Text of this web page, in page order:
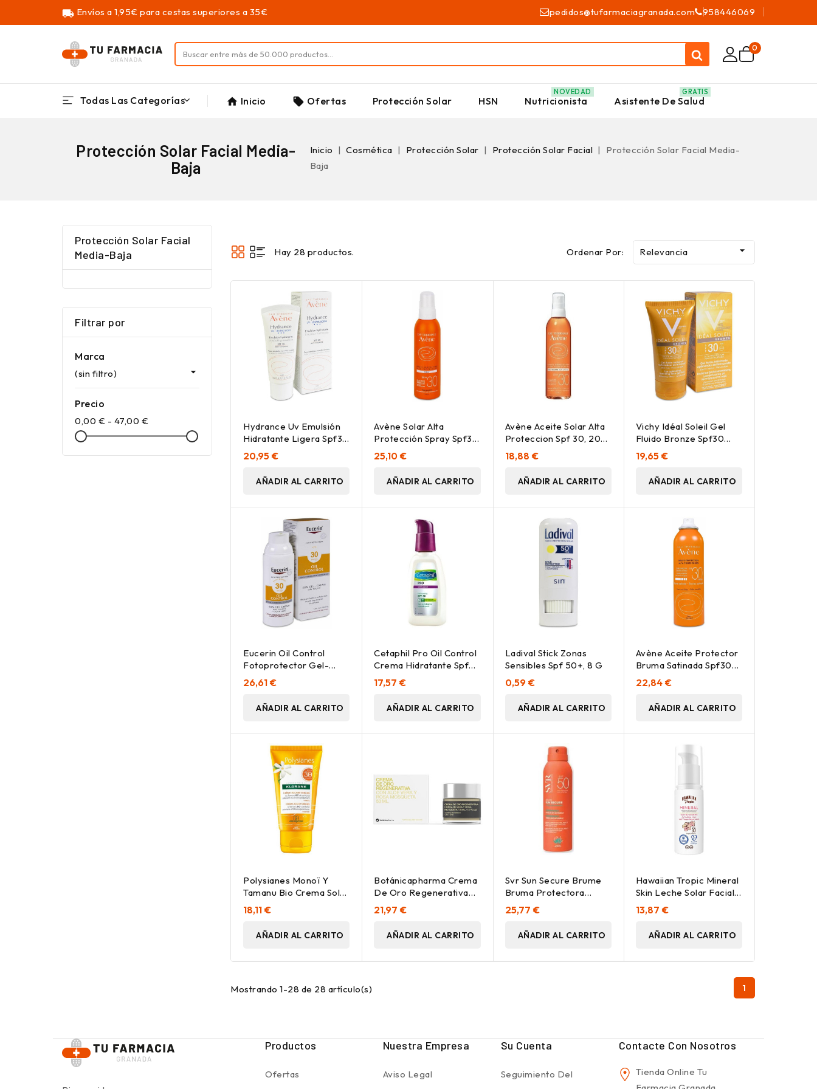
local_shipping Envíos a 1,95€ para cestas superiores a 35€ pedidos@tufarmaciagranada.com 958446069
0
Todas Las Categorías home Inicio local_offer Ofertas Protección Solar HSN Nutricionista
NOVEDAD
Asistente De Salud
GRATIS
Protección Solar Facial Media-
Baja
Inicio Cosmética Protección Solar Protección Solar Facial
Protección Solar Facial Media-
Baja
Protección Solar Facial
Media-Baja
Filtrar por
Marca
(sin filtro) 
Precio
0,00 € - 47,00 €
Hay 28 productos. Ordenar Por: Relevancia 
Hydrance Uv Emulsión
Hidratante Ligera Spf30
40 Ml
20,95 €
AÑADIR AL CARRITO
Avène Solar Alta
Protección Spray Spf30
200Ml
25,10 €
AÑADIR AL CARRITO
Avène Aceite Solar Alta
Proteccion Spf 30, 200
Ml
18,88 €
AÑADIR AL CARRITO
Vichy Idéal Soleil Gel
Fluido Bronze Spf30
50Ml
19,65 €
AÑADIR AL CARRITO
Eucerin Oil Control
Fotoprotector Gel-
Crema Dry Touch Spf
30+, 50 Ml
26,61 €
AÑADIR AL CARRITO
Cetaphil Pro Oil Control
Crema Hidratante Spf30
118Ml
17,57 €
AÑADIR AL CARRITO
Ladival Stick Zonas
Sensibles Spf 50+, 8 G
0,59 €
AÑADIR AL CARRITO
Avène Aceite Protector
Bruma Satinada Spf30+
150Ml
22,84 €
AÑADIR AL CARRITO
Polysianes Monoï Y
Tamanu Bio Crema Solar
Sublime Spf30 50 Ml
18,11 €
AÑADIR AL CARRITO
Botánicapharma Crema
De Oro Regenerativa
Spf15 50Ml
21,97 €
AÑADIR AL CARRITO
Svr Sun Secure Brume
Bruma Protectora
Spf50+ 200Ml
25,77 €
AÑADIR AL CARRITO
Hawaiian Tropic Mineral
Skin Leche Solar Facial
Spf30 50Ml
13,87 €
AÑADIR AL CARRITO
Mostrando 1-28 de 28 artículo(s) 1
Productos
Ofertas
Nuestra Empresa
Aviso Legal
Su Cuenta
Seguimiento Del
Contacte Con Nosotros
Tienda Online Tu